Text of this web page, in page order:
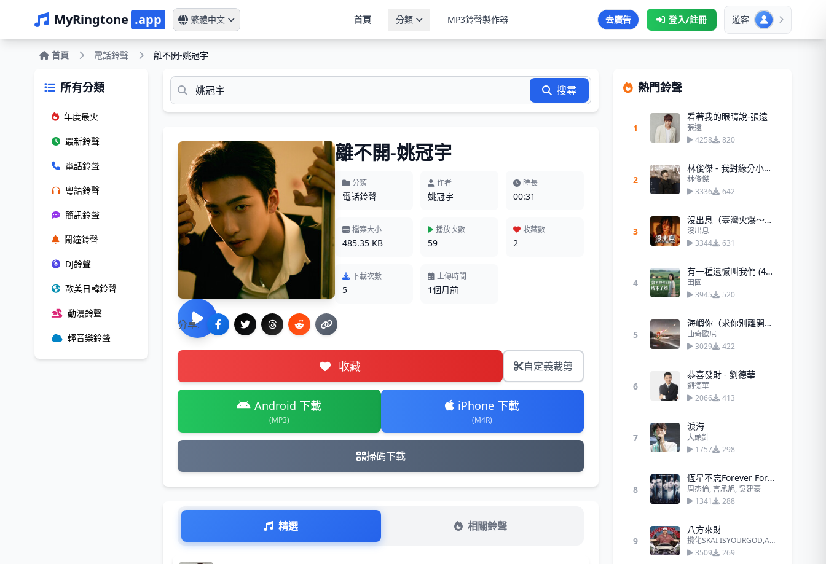
MyRingtone .app 繁體中文 首頁 分類 MP3鈴聲製作器 去廣告 登入/註冊 遊客
首頁 電話鈴聲 離不開-姚冠宇
所有分類
年度最火
最新鈴聲
電話鈴聲
粵語鈴聲
簡訊鈴聲
鬧鐘鈴聲
DJ鈴聲
歐美日韓鈴聲
動漫鈴聲
輕音樂鈴聲
搜尋
離不開-姚冠宇
分類
電話鈴聲
作者
姚冠宇
時長
00:31
檔案大小
485.35 KB
播放次數
59
收藏數
2
下載次數
5
上傳時間
1個月前
分享:
收藏 自定義裁剪
Android 下載
(MP3)
iPhone 下載
(M4R)
掃碼下載
精選 相關鈴聲
熱門鈴聲
1
看著我的眼睛說-張遠
張遠
4258
820
2
林俊傑 - 我對緣分小心翼翼
林俊傑
3336
642
3
沒出息（臺灣火爆～王世堅）
沒出息
3344
631
4
有一種遺憾叫我們 (45秒)
田園
3945
520
5
海嶼你（求你別離開我）−馬也_Crabbit Cole先生
曲奇歐尼
3029
422
6
恭喜發財 - 劉德華
劉德華
2066
413
7
淚海
大頭針
1757
298
8
恆星不忘Forever Forever
周杰倫, 言承旭, 吳建豪
1341
288
9
八方來財
攬佬SKAI ISYOURGOD,AR劉夫陽
3509
269